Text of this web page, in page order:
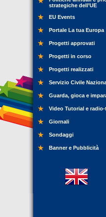
strategiche dell’UE
EU Events
Portale La tua Europa
Progetti approvati
Progetti in corso
Progetti realizzati
Servizio Civile
Guarda, gioca e
Video Tutorial e
Giornali
Sondaggi
Banner e Pubblicità